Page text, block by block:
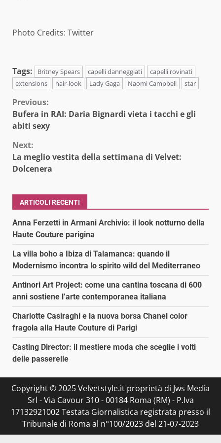
Photo Credits: Twitter
Tags: Britney Spears capelli danneggiati
capelli rovinati
extensions
hair-look Lady Gaga Naomi Campbell star
Continue
Reading
Previous:
Bufera in RAI: Daria Bignardi vieta i tacchi e gli
abiti sexy
Next:
La meglio vestita della settimana di Velvet:
Dolcenera
ARTICOLI RECENTI
Anna Ferzetti in Armani Archivio: il look notturno della
Haute Couture parigina
La villa boho a Ibiza di Talamanca: quando il
Modernismo incontra lo spirito wild del Mediterraneo
Antinori Art Project: come una cantina toscana di 600
anni sostiene l’arte contemporanea italiana
Charlotte Casiraghi e la nuova borsa Chanel color
fragola alla Haute Couture di Parigi
Casting Director: il mestiere moda che sceglie i volti
delle passerelle
Copyright © 2025 Velvetstyle.it proprietà di Jws Media
Srl - Via Cavour 310 - 00184 Roma (RM) - P.Iva
17132921002 Testata Giornalistica registrata presso il
Tribunale di Roma al n°100/2023 del 21-07-2023